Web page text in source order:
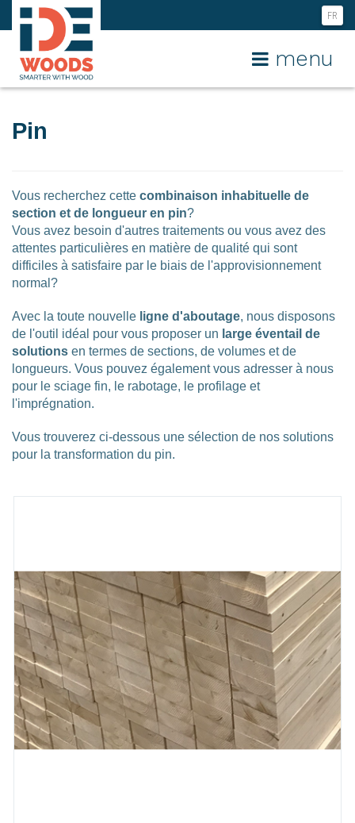
FR
EN
menu
Pin
Vous recherchez cette combinaison inhabituelle de
section et de longueur en pin?
Vous avez besoin d'autres traitements ou vous avez des
attentes particulières en matière de qualité qui sont
difficiles à satisfaire par le biais de l'approvisionnement
normal?
Avec la toute nouvelle ligne d'aboutage, nous disposons
de l'outil idéal pour vous proposer un large éventail de
solutions en termes de sections, de volumes et de
longueurs. Vous pouvez également vous adresser à nous
pour le sciage fin, le rabotage, le profilage et
l'imprégnation.
Vous trouverez ci-dessous une sélection de nos solutions
pour la transformation du pin.